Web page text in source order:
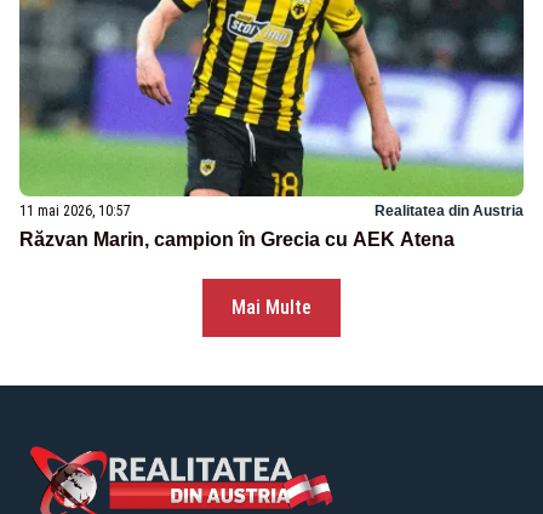
11 mai 2026, 10:57 Realitatea din Austria
Răzvan Marin, campion în Grecia cu AEK Atena
Mai Multe